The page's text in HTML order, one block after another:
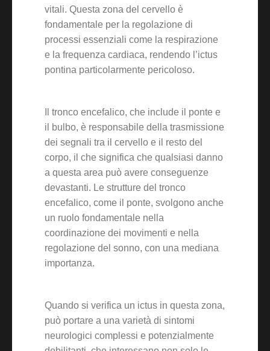
vitali. Questa zona del cervello è
fondamentale per la regolazione di
processi essenziali come la respirazione
e la frequenza cardiaca, rendendo l’ictus
pontina particolarmente pericoloso.
Il tronco encefalico, che include il ponte e
il bulbo, è responsabile della trasmissione
dei segnali tra il cervello e il resto del
corpo, il che significa che qualsiasi danno
a questa area può avere conseguenze
devastanti. Le strutture del tronco
encefalico, come il ponte, svolgono anche
un ruolo fondamentale nella
coordinazione dei movimenti e nella
regolazione del sonno, con una mediana
importanza.
Quando si verifica un ictus in questa zona,
può portare a una varietà di sintomi
neurologici complessi e potenzialmente